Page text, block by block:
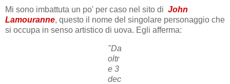
Mi sono imbattuta un po' per caso nel sito di John
Lamouranne, questo il nome del singolare personaggio che
si occupa in senso artistico di uova. Egli afferma:
"Da
oltr
e 3
dec